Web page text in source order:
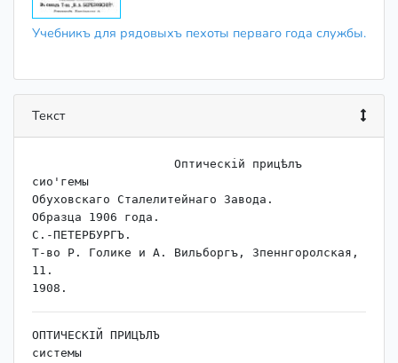
Учебникъ для рядовыхъ пехоты перваго года службы.
Текст
сио'гемы
Обуховскаго Сталелитейнаго Завода.
Образца 1906 года.
С.-ПЕТЕРБУРГЪ.
Т-во Р. Голике и А. Вильборгъ, Зпеннгоролская,
11.
ОПТИЧЕСКІЙ ПРИЦЪЛЪ
системы